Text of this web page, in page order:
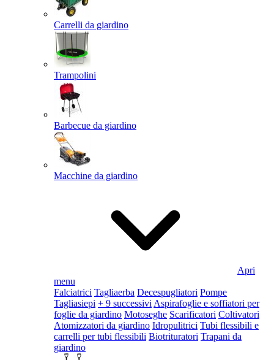
Carrelli da giardino
Trampolini
Barbecue da giardino
Macchine da giardino
Apri
menu
Falciatrici Tagliaerba Decespugliatori Pompe
Tagliasiepi + 9 successivi Aspirafoglie e soffiatori per
foglie da giardino Motoseghe Scarificatori Coltivatori
Atomizzatori da giardino Idropulitrici Tubi flessibili e
carrelli per tubi flessibili Biotrituratori Trapani da
giardino